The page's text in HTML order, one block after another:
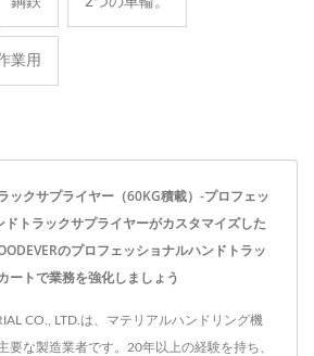
業用
ックサプライヤー（60KG積載）-プロフェッ
トラックサプライヤーがカスタマイズした
のプロフェッショナルハンドトラッ
ートで業務を強化しましょう
CO., LTD.は、マテリアルハンドリング機
要な製造業者です。20年以上の経験を持ち、